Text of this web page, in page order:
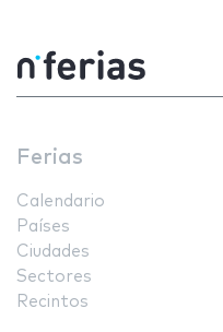
Ferias
Calendario
Países
Ciudades
Sectores
Recintos